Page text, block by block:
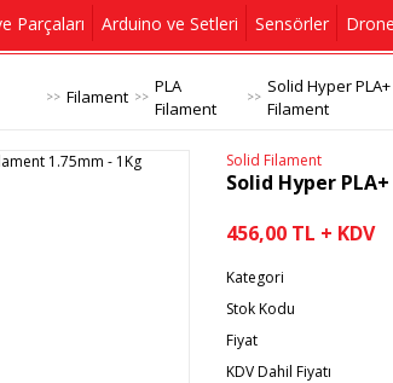
Parçaları Arduino ve Setleri Sensörler
Filament
PLA
Filament
Solid Hyper PLA+
Filament
Solid Filament
Solid Hyper
456,00 TL + KDV
Kategori
Stok Kodu
Fiyat
KDV Dahil Fiyatı